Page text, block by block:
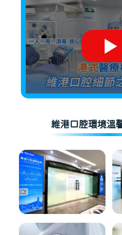
維港口腔環境溫